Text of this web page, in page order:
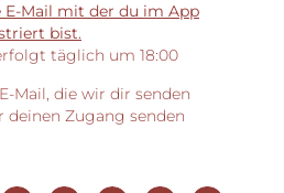
Mail mit der du im App
bist.
täglich um 18:00
Mail, die wir dir senden
deinen Zugang senden